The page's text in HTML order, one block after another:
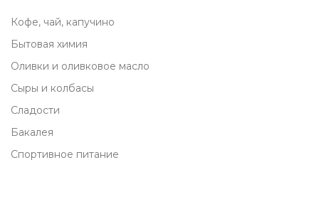
Кофе, чай, капучино
Бытовая химия
Оливки и оливковое масло
Сыры и колбасы
Сладости
Бакалея
Спортивное питание